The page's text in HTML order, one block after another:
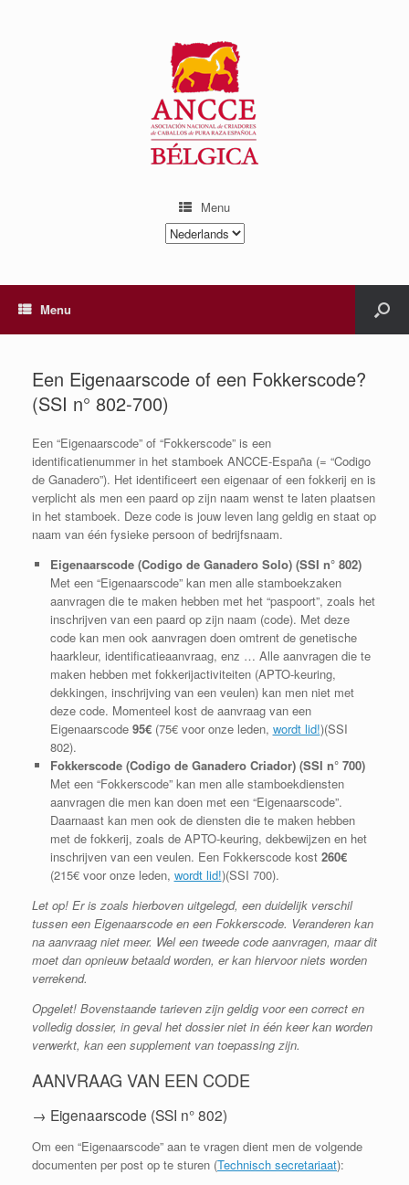
Menu
Kies
een
Menu
Een Eigenaarscode of een Fokkerscode?
(SSI n° 802-700)
Een “Eigenaarscode” of “Fokkerscode” is een
identificatienummer in het stamboek ANCCE-España (= “Codigo
de Ganadero”). Het identificeert een eigenaar of een fokkerij en is
verplicht als men een paard op zijn naam wenst te laten plaatsen
in het stamboek. Deze code is jouw leven lang geldig en staat op
naam van één fysieke persoon of bedrijfsnaam.
Eigenaarscode (Codigo de Ganadero Solo) (SSI n° 802)
Met een “Eigenaarscode” kan men alle stamboekzaken
aanvragen die te maken hebben met het “paspoort”, zoals het
inschrijven van een paard op zijn naam (code). Met deze
code kan men ook aanvragen doen omtrent de genetische
haarkleur, identificatieaanvraag, enz … Alle aanvragen die te
maken hebben met fokkerijactiviteiten (APTO-keuring,
dekkingen, inschrijving van een veulen) kan men niet met
deze code. Momenteel kost de aanvraag van een
Eigenaarscode 95€(75€ voor onze leden, wordt lid!)(SSI
802).
Fokkerscode (Codigo de Ganadero Criador) (SSI n° 700)
Met een “Fokkerscode” kan men alle stamboekdiensten
aanvragen die men kan doen met een “Eigenaarscode”.
Daarnaast kan men ook de diensten die te maken hebben
met de fokkerij, zoals de APTO-keuring, dekbewijzen en het
inschrijven van een veulen. Een Fokkerscode kost 260€
(215€ voor onze leden, wordt lid!)(SSI 700).
Let op! Er is zoals hierboven uitgelegd, een duidelijk verschil
tussen een Eigenaarscode en een Fokkerscode. Veranderen kan
na aanvraag niet meer. Wel een tweede code aanvragen, maar dit
moet dan opnieuw betaald worden, er kan hiervoor niets worden
verrekend.
Opgelet! Bovenstaande tarieven zijn geldig voor een correct en
volledig dossier, in geval het dossier niet in één keer kan worden
verwerkt, kan een supplement van toepassing zijn.
AANVRAAG VAN EEN CODE
→ Eigenaarscode (SSI n° 802)
Om een “Eigenaarscode” aan te vragen dient men de volgende
documenten per post op te sturen (Technisch secretariaat):